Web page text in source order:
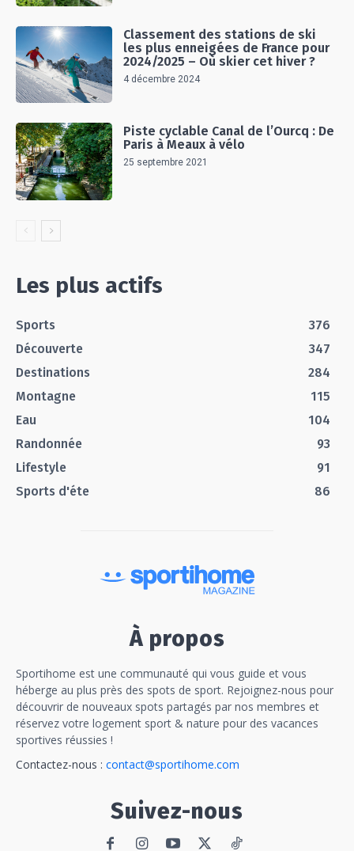
Classement des stations de ski
les plus enneigées de France pour
2024/2025 – Où skier cet hiver ?
4 décembre 2024
Piste cyclable Canal de l’Ourcq : De
Paris à Meaux à vélo
25 septembre 2021
Les plus actifs
Sports
376
Découverte
347
Destinations
284
Montagne
115
Eau
104
Randonnée
93
Lifestyle
91
Sports d'éte
86
À propos
Sportihome est une communauté qui vous guide et vous
héberge au plus près des spots de sport. Rejoignez-nous pour
découvrir de nouveaux spots partagés par nos membres et
réservez votre logement sport & nature pour des vacances
sportives réussies !
Contactez-nous : contact@sportihome.com
Suivez-nous